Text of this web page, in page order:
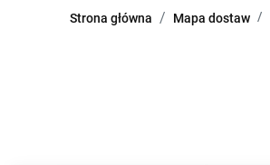
Strona główna Mapa dostaw